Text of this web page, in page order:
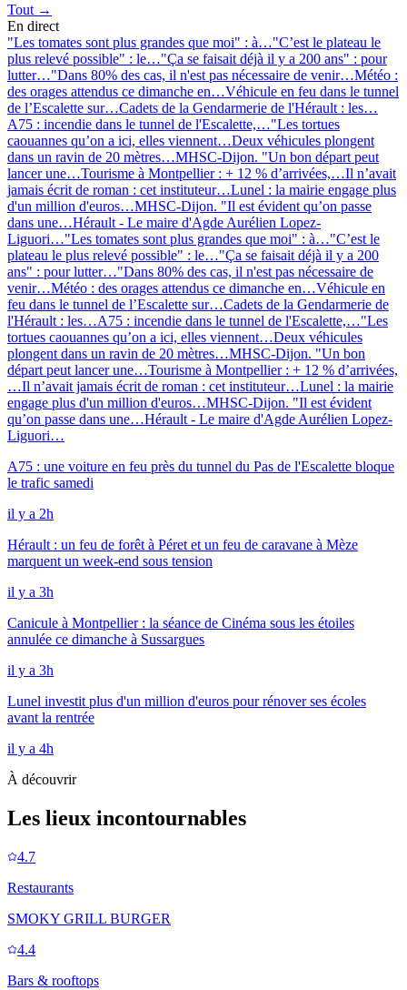
Tout →
En direct
"Les tomates sont plus grandes que moi" : à…"C’est le plateau le
plus relevé possible" : le…"Ça se faisait déjà il y a 200 ans" : pour
lutter…"Dans 80% des cas, il n'est pas nécessaire de venir…Météo :
des orages attendus ce dimanche en…Véhicule en feu dans le tunnel
de l’Escalette sur…Cadets de la Gendarmerie de l'Hérault : les…
A75 : incendie dans le tunnel de l'Escalette,…"Les tortues
caouannes qu’on a ici, elles viennent…Deux véhicules plongent
dans un ravin de 20 mètres…MHSC-Dijon. "Un bon départ peut
lancer une…Tourisme à Montpellier : + 12 % d’arrivées,…Il n’avait
jamais écrit de roman : cet instituteur…Lunel : la mairie engage plus
d'un million d'euros…MHSC-Dijon. "Il est évident qu’on passe
dans une…Hérault - Le maire d'Agde Aurélien Lopez-
Liguori…"Les tomates sont plus grandes que moi" : à…"C’est le
plateau le plus relevé possible" : le…"Ça se faisait déjà il y a 200
ans" : pour lutter…"Dans 80% des cas, il n'est pas nécessaire de
venir…Météo : des orages attendus ce dimanche en…Véhicule en
feu dans le tunnel de l’Escalette sur…Cadets de la Gendarmerie de
l'Hérault : les…A75 : incendie dans le tunnel de l'Escalette,…"Les
tortues caouannes qu’on a ici, elles viennent…Deux véhicules
plongent dans un ravin de 20 mètres…MHSC-Dijon. "Un bon
départ peut lancer une…Tourisme à Montpellier : + 12 % d’arrivées,
…Il n’avait jamais écrit de roman : cet instituteur…Lunel : la mairie
engage plus d'un million d'euros…MHSC-Dijon. "Il est évident
qu’on passe dans une…Hérault - Le maire d'Agde Aurélien Lopez-
Liguori…
A75 : une voiture en feu près du tunnel du Pas de l'Escalette bloque
le trafic samedi
il y a 2h
Hérault : un feu de forêt à Péret et un feu de caravane à Mèze
marquent un week-end sous tension
il y a 3h
Canicule à Montpellier : la séance de Cinéma sous les étoiles
annulée ce dimanche à Sussargues
il y a 3h
Lunel investit plus d'un million d'euros pour rénover ses écoles
avant la rentrée
il y a 4h
À découvrir
Les lieux incontournables
4.7
Restaurants
SMOKY GRILL BURGER
4.4
Bars & rooftops